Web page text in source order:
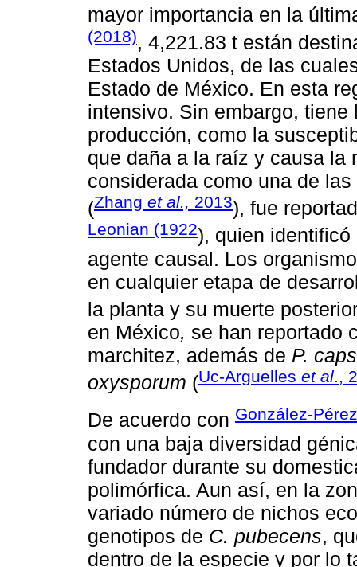
mayor importancia en la
(2018), 4,221.83 t están
Estados Unidos, de las
Estado de México. En esta
intensivo. Sin embargo,
producción, como la
que daña a la raíz y causa la
considerada como una de
(Zhang et al., 2013), fue
Leonian (1922), quien
agente causal. Los
en cualquier etapa de
la planta y su muerte
en México, se han reportado
marchitez, además de P.
oxysporum (Uc-Arguelles et al.,
De acuerdo con González-
con una baja diversidad
fundador durante su
polimórfica. Aun así, en la
variado número de nichos
genotipos de C. pubecens,
dentro de la especie y por lo